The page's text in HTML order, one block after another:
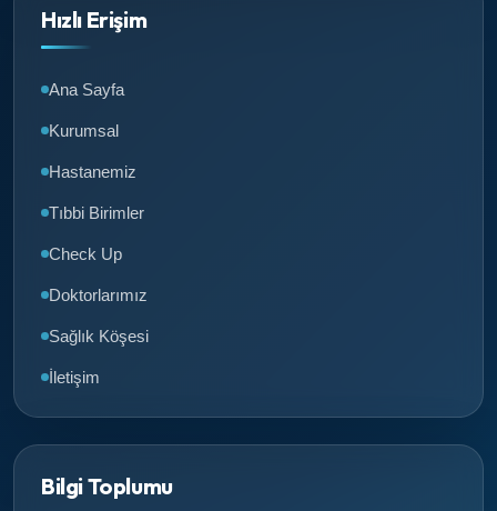
Hızlı Erişim
Ana Sayfa
Kurumsal
Hastanemiz
Tıbbi Birimler
Check Up
Doktorlarımız
Sağlık Köşesi
İletişim
Bilgi Toplumu